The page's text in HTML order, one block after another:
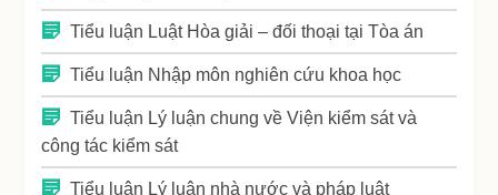
Tiểu luận Luật Hòa giải – đối thoại tại Tòa án
Tiểu luận Nhập môn nghiên cứu khoa học
Tiểu luận Lý luận chung về Viện kiểm sát và
công tác kiểm sát
Tiểu luận Lý luận nhà nước và pháp luật